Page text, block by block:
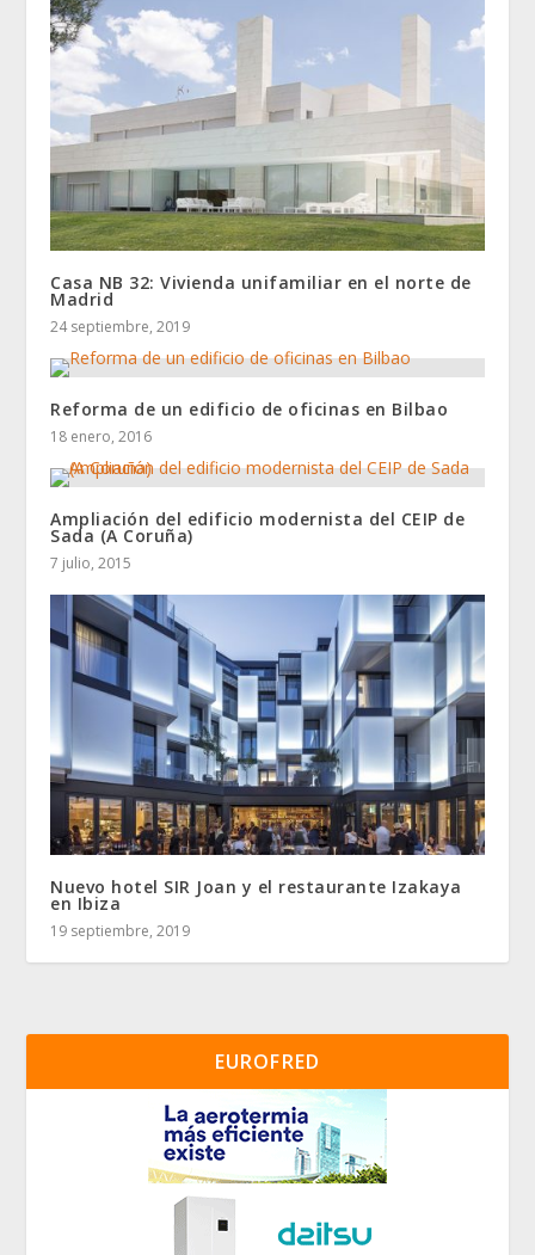
Casa NB 32: Vivienda unifamiliar en el norte de
Madrid
24 septiembre, 2019
Reforma de un edificio de oficinas en Bilbao
18 enero, 2016
Ampliación del edificio modernista del CEIP de
Sada (A Coruña)
7 julio, 2015
Nuevo hotel SIR Joan y el restaurante Izakaya
en Ibiza
19 septiembre, 2019
EUROFRED